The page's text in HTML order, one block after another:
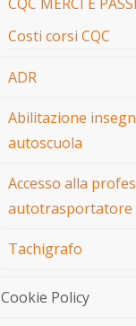
Costi corsi CQC
ADR
Abilitazione
autoscuola
Accesso alla
autotrasportatore
Tachigrafo
Cookie Policy